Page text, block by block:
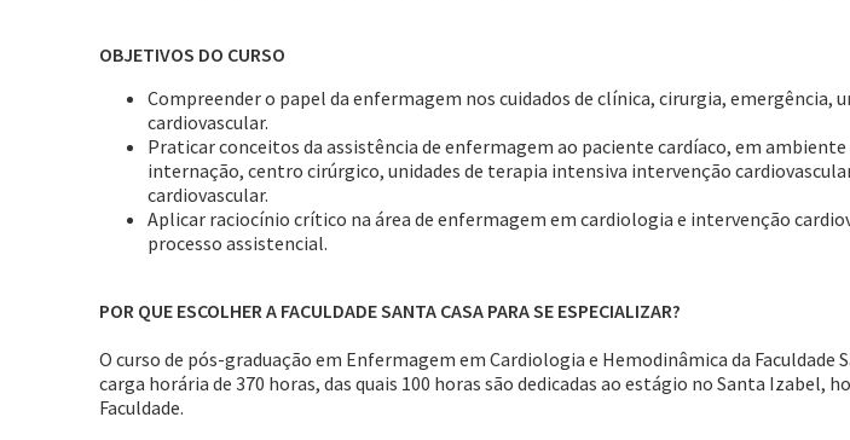
OBJETIVOS DO CURSO
Compreender o papel da enfermagem nos cuidados de clínica, cirurgia, emergência,
cardiovascular.
Praticar conceitos da assistência de enfermagem ao paciente cardíaco, em
internação, centro cirúrgico, unidades de terapia intensiva intervenção
cardiovascular.
Aplicar raciocínio crítico na área de enfermagem em cardiologia e intervenção
processo assistencial.
POR QUE ESCOLHER A FACULDADE SANTA CASA PARA SE ESPECIALIZAR?
O curso de pós-graduação em Enfermagem em Cardiologia e Hemodinâmica da Faculdade
carga horária de 370 horas, das quais 100 horas são dedicadas ao estágio no Santa Izabel,
Faculdade.